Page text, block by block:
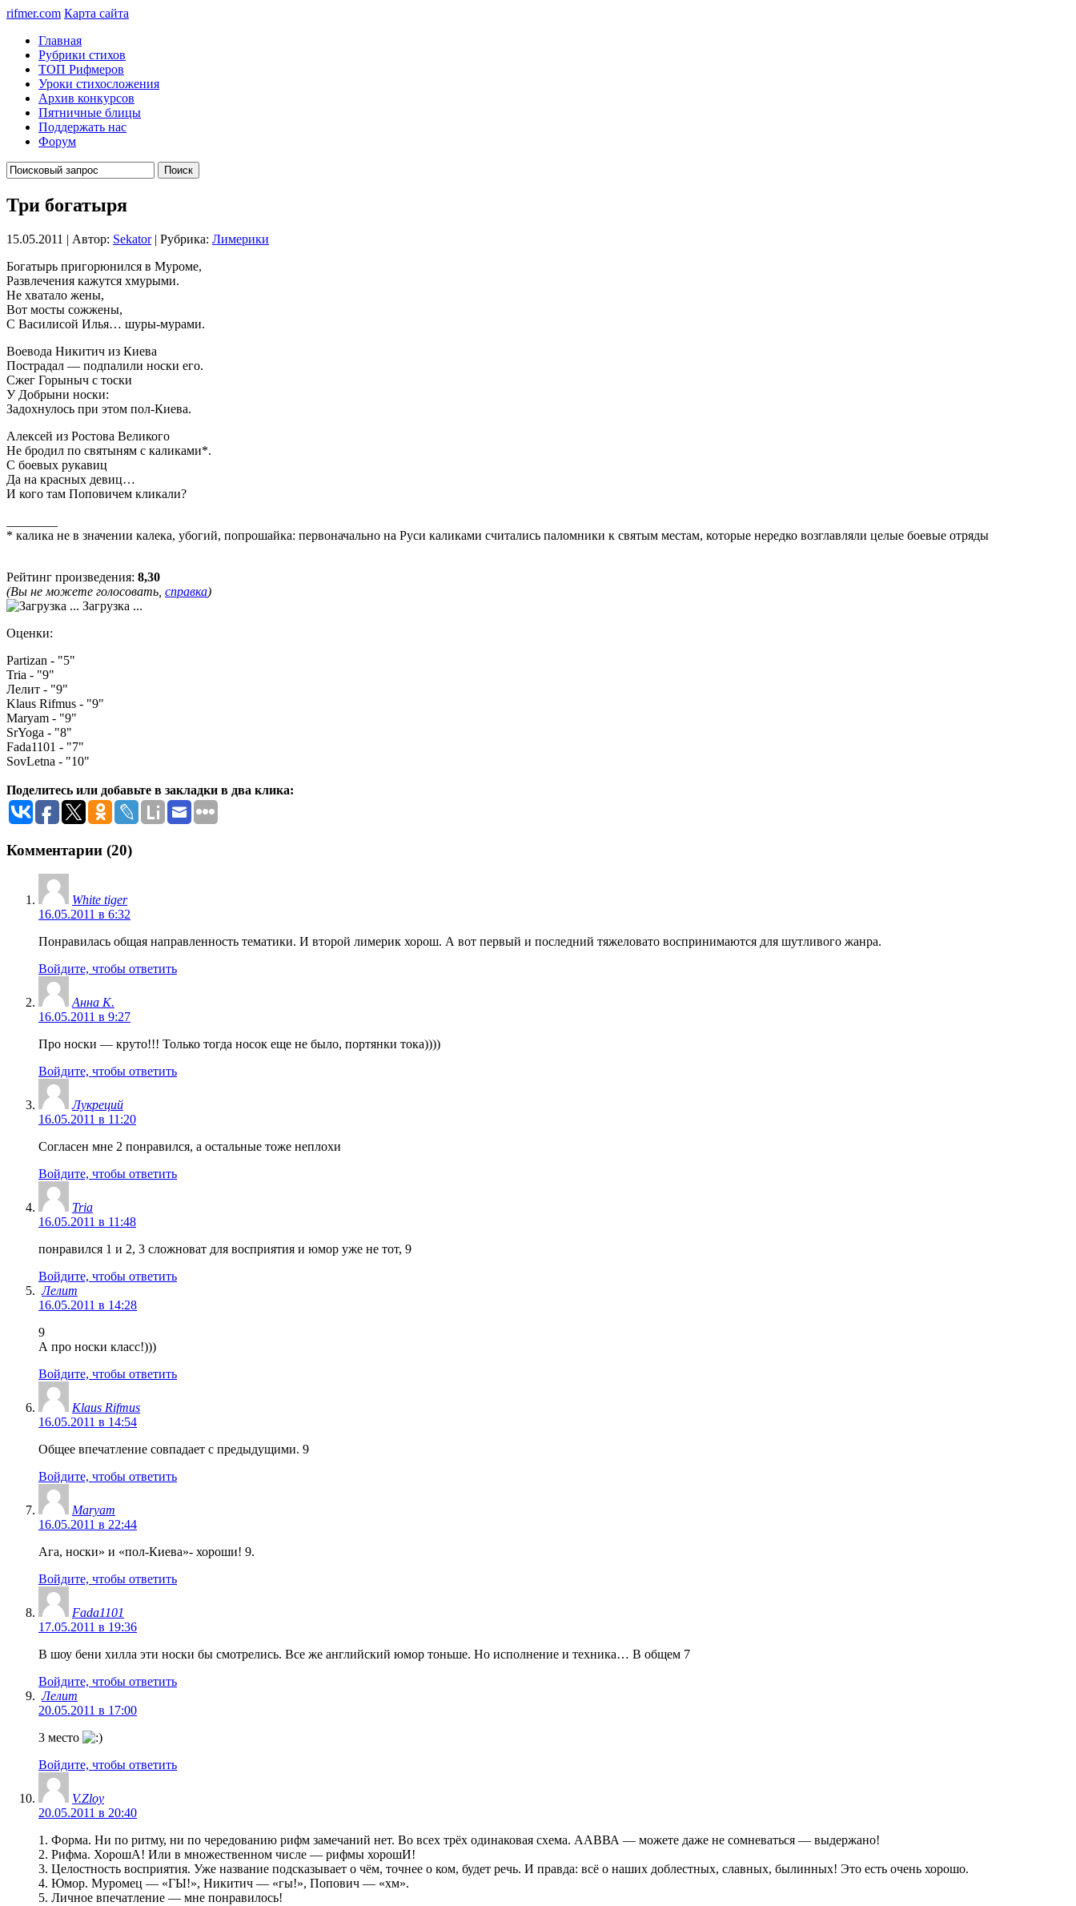
rifmer.com Карта сайта
Главная
Рубрики стихов
ТОП Рифмеров
Уроки стихосложения
Архив конкурсов
Пятничные блицы
Поддержать нас
Форум
Три богатыря
15.05.2011 | Автор: Sekator| Рубрика: Лимерики
Богатырь пригорюнился в Муроме,
Развлечения кажутся хмурыми.
Не хватало жены,
Вот мосты сожжены,
С Василисой Илья… шуры-мурами.
Воевода Никитич из Киева
Пострадал — подпалили носки его.
Сжег Горыныч с тоски
У Добрыни носки:
Задохнулось при этом пол-Киева.
Алексей из Ростова Великого
Не бродил по святыням с каликами*.
С боевых рукавиц
Да на красных девиц…
И кого там Поповичем кликали?
* калика не в значении калека, убогий, попрошайка: первоначально на Руси каликами считались паломники к святым местам, которые нередко возглавляли целые боевые отряды
Рейтинг произведения: 8,30
(Вы не можете голосовать, справка)
Загрузка ...
Оценки:
Partizan - "5"
Tria - "9"
Лелит - "9"
Klaus Rifmus - "9"
Maryam - "9"
SrYoga - "8"
Fada1101 - "7"
SovLetna - "10"
Поделитесь или добавьте в закладки в два клика:
Комментарии (20)
White tiger
16.05.2011 в 6:32
Понравилась общая направленность тематики. И второй лимерик хорош. А вот первый и последний тяжеловато воспринимаются для шутливого жанра.
Войдите, чтобы ответить
Анна K.
16.05.2011 в 9:27
Про носки — круто!!! Только тогда носок еще не было, портянки тока))))
Войдите, чтобы ответить
Лукреций
16.05.2011 в 11:20
Согласен мне 2 понравился, а остальные тоже неплохи
Войдите, чтобы ответить
Tria
16.05.2011 в 11:48
понравился 1 и 2, 3 сложноват для восприятия и юмор уже не тот, 9
Войдите, чтобы ответить
Лелит
16.05.2011 в 14:28
9
А про носки класс!)))
Войдите, чтобы ответить
Klaus Rifmus
16.05.2011 в 14:54
Общее впечатление совпадает с предыдущими. 9
Войдите, чтобы ответить
Maryam
16.05.2011 в 22:44
Ага, носки» и «пол-Киева»- хороши! 9.
Войдите, чтобы ответить
Fada1101
17.05.2011 в 19:36
В шоу бени хилла эти носки бы смотрелись. Все же английский юмор тоньше. Но исполнение и техника… В общем 7
Войдите, чтобы ответить
Лелит
20.05.2011 в 17:00
3 место
Войдите, чтобы ответить
V.Zloy
20.05.2011 в 20:40
1. Форма. Ни по ритму, ни по чередованию рифм замечаний нет. Во всех трёх одинаковая схема. ААВВА — можете даже не сомневаться — выдержано!
2. Рифма. ХорошА! Или в множественном числе — рифмы хорошИ!
3. Целостность восприятия. Уже название подсказывает о чём, точнее о ком, будет речь. И правда: всё о наших доблестных, славных, былинных! Это есть очень хорошо.
4. Юмор. Муромец — «ГЫ!», Никитич — «гы!», Попович — «хм».
5. Личное впечатление — мне понравилось!